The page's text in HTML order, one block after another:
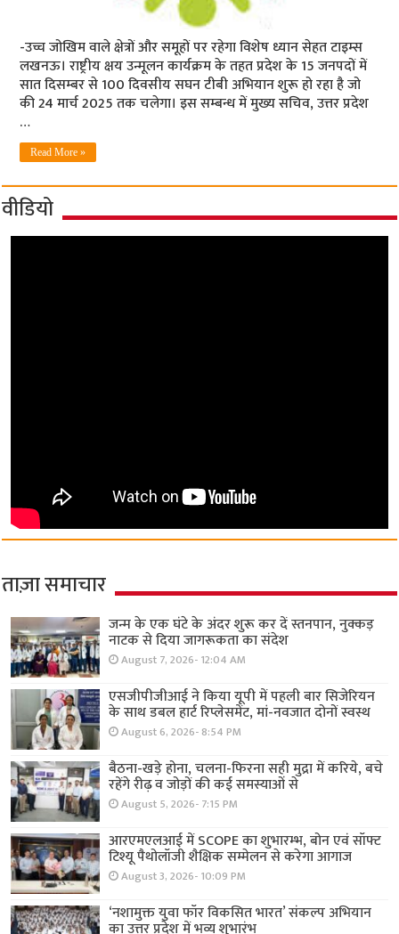
-उच्च जोखिम वाले क्षेत्रों और समूहों पर रहेगा विशेष ध्यान सेहत टाइम्स
लखनऊ। राष्ट्रीय क्षय उन्मूलन कार्यक्रम के तहत प्रदेश के 15 जनपदों में
सात दिसम्बर से 100 दिवसीय सघन टीबी अभियान शुरू हो रहा है जो
की 24 मार्च 2025 तक चलेगा। इस सम्बन्ध में मुख्य सचिव, उत्तर प्रदेश
…
Read More »
वीडियो
ताज़ा समाचार
जन्म के एक घंटे के अंदर शुरू कर दें स्तनपान, नुक्कड़
नाटक से दिया जागरूकता का संदेश
August 7, 2026- 12:04 AM
एसजीपीजीआई ने किया यूपी में पहली बार सिजेरियन
के साथ डबल हार्ट रिप्लेसमेंट, मां-नवजात दोनों स्वस्थ
August 6, 2026- 8:54 PM
बैठना-खड़े होना, चलना-फिरना सही मुद्रा में करिये, बचे
रहेंगे रीढ़ व जोड़ों की कई समस्याओं से
August 5, 2026- 7:15 PM
आरएमएलआई में SCOPE का शुभारम्भ, बोन एवं सॉफ्ट
टिश्यू पैथोलॉजी शैक्षिक सम्मेलन से करेगा आगाज
August 3, 2026- 10:09 PM
‘नशामुक्त युवा फॉर विकसित भारत’ संकल्प अभियान